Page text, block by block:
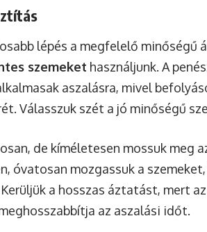
lépés a megfelelő minőségű
szemeket használjunk. A
aszalásra, mivel
Válasszuk szét a jó minőségű
de kíméletesen mossuk meg
óvatosan mozgassuk a
a hosszas áztatást, mert
az aszalási időt.